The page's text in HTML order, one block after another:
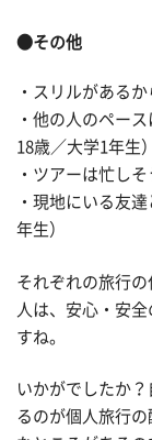
●その他
・スリルがある
・他の人のペー
18歳／大学1年生）
・ツアーは忙し
・現地にいる友
年生）
それぞれの旅行
人は、安心・安
すね。
いかがでしたか
るのが個人旅行